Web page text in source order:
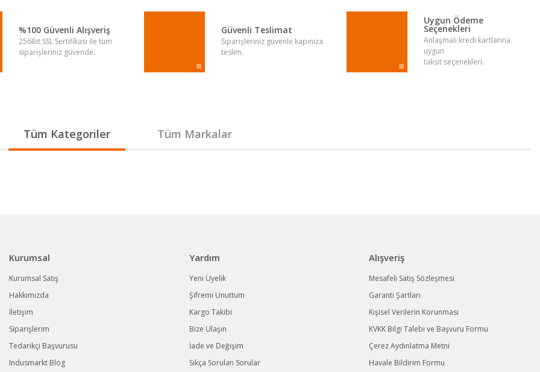
%100 Güvenli Alışveriş
256Bit SSL Sertifikası ile tüm
siparişleriniz güvende.
Güvenli Teslimat
Siparişleriniz güvenle kapınıza
teslim.
Uygun Ödeme
Seçenekleri
Anlaşmalı kredi kartlarına
uygun
taksit seçenekleri.
Tüm Kategoriler Tüm Markalar
Kurumsal
Kurumsal Satış
Hakkımızda
İletişim
Siparişlerim
Tedarikçi Başvurusu
Indusmarkt Blog
Yardım
Yeni Üyelik
Şifremi Unuttum
Kargo Takibi
Bize Ulaşın
İade ve Değişim
Sıkça Sorulan Sorular
Alışveriş
Mesafeli Satış Sözleşmesi
Garanti Şartları
Kişisel Verilerin Korunması
KVKK Bilgi Talebi ve Başvuru Formu
Çerez Aydınlatma Metni
Havale Bildirim Formu